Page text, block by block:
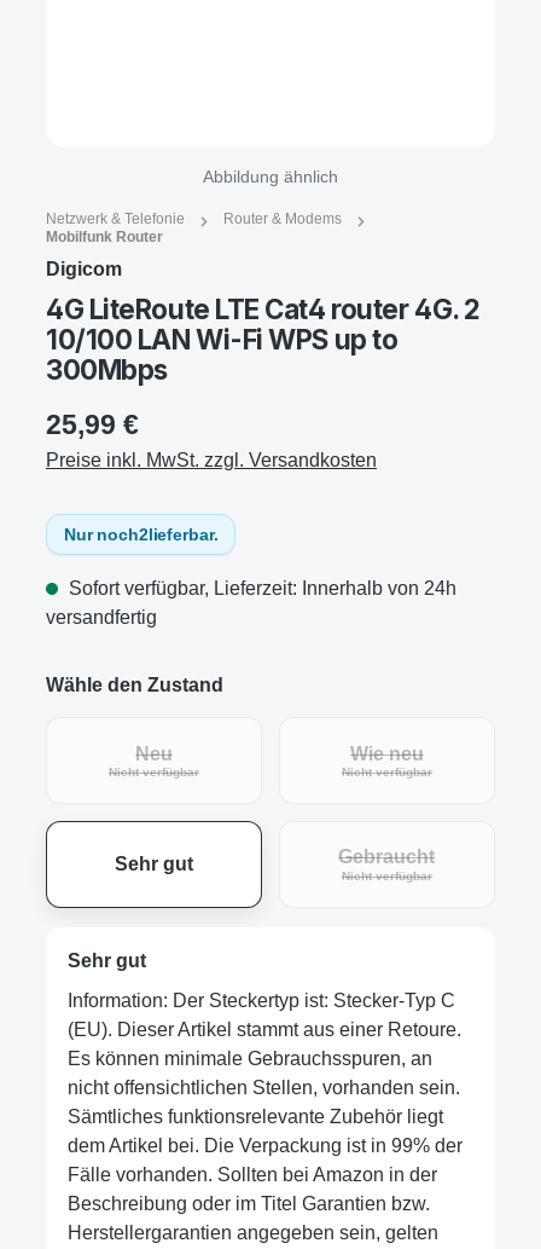
Abbildung ähnlich
Netzwerk & Telefonie
Router & Modems
Mobilfunk Router
Digicom
4G LiteRoute LTE Cat4 router 4G. 2
10/100 LAN Wi-Fi WPS up to
300Mbps
25,99 €
Preise inkl. MwSt. zzgl. Versandkosten
Nur noch2lieferbar.
Sofort verfügbar, Lieferzeit: Innerhalb von 24h
versandfertig
Wähle den Zustand
Neu
Nicht verfügbar
Wie neu
Nicht verfügbar
Sehr gut Gebraucht
Nicht verfügbar
Sehr gut
Information: Der Steckertyp ist: Stecker-Typ C
(EU). Dieser Artikel stammt aus einer Retoure.
Es können minimale Gebrauchsspuren, an
nicht offensichtlichen Stellen, vorhanden sein.
Sämtliches funktionsrelevante Zubehör liegt
dem Artikel bei. Die Verpackung ist in 99% der
Fälle vorhanden. Sollten bei Amazon in der
Beschreibung oder im Titel Garantien bzw.
Herstellergarantien angegeben sein, gelten